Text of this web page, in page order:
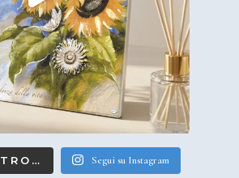
Segui su Instagram